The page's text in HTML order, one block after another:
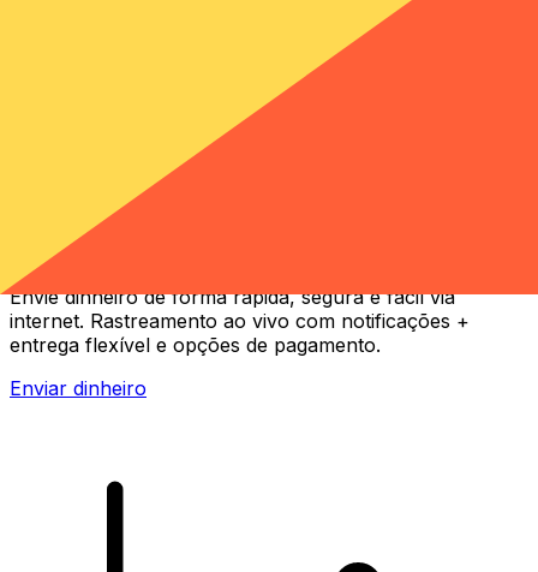
Transferência internacional de dinheiro Xe
Envie dinheiro de forma rápida, segura e fácil via
internet. Rastreamento ao vivo com notificações +
entrega flexível e opções de pagamento.
Enviar dinheiro